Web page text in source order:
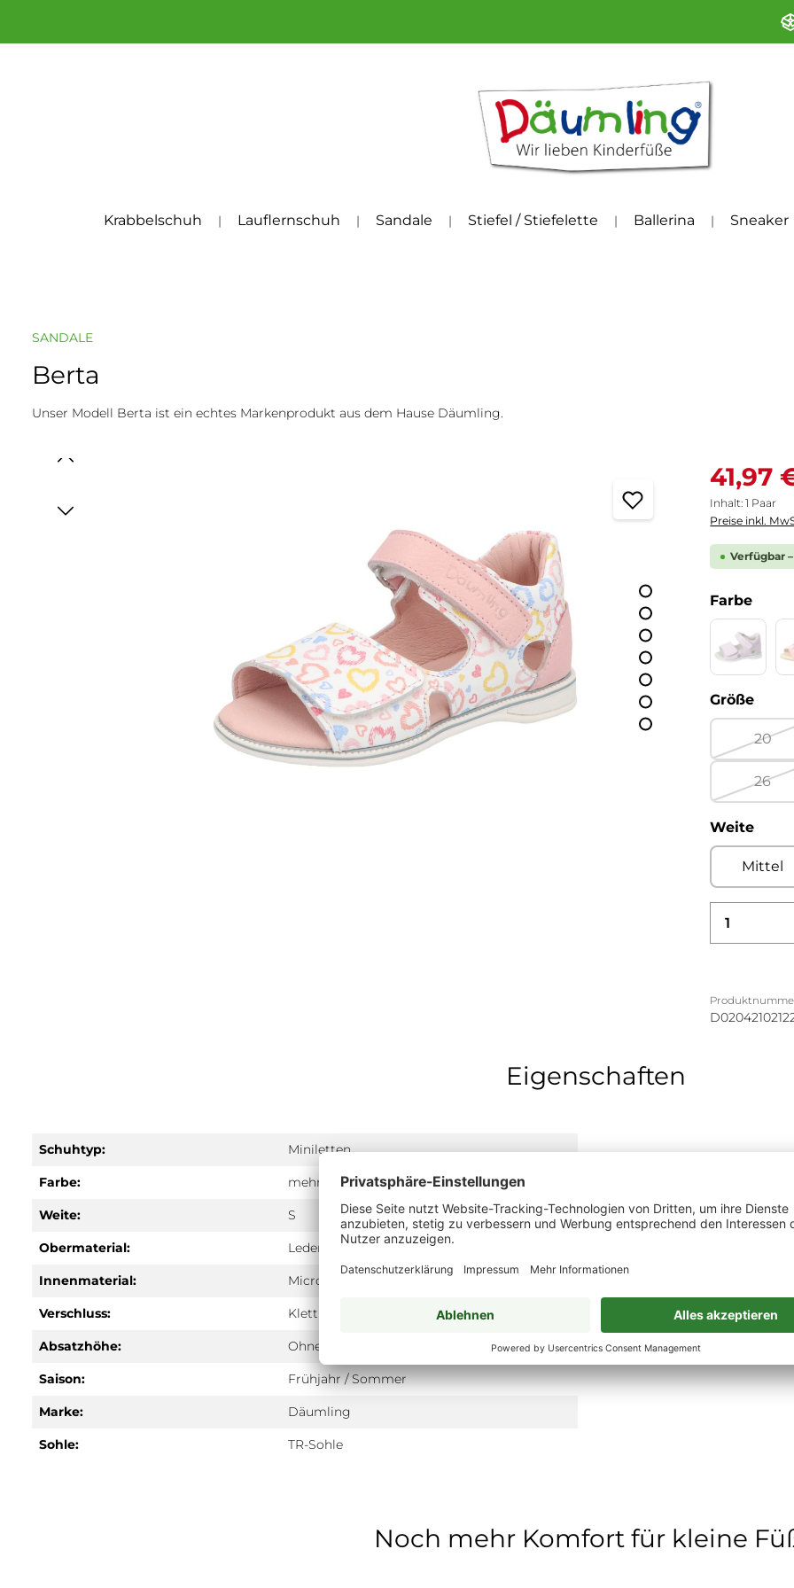
Krabbelschuh Lauflernschuh Sandale Stiefel / Stiefelette Ballerina Sneaker
SANDALE
Berta
Unser Modell Berta ist ein echtes Markenprodukt aus dem Hause Däumling.
Bildergalerie überspringen 41,97
Inhalt:1 Paar
Preise inkl.
Verfügbar
Farbe
Größe
20
26
Weite
Mittel
Eigenschaften
Schuhtyp: Miniletten
Farbe: mehrfarbig
Weite: S
Obermaterial: Leder/Print
Innenmaterial: Microfaser
Verschluss: Klett
Absatzhöhe: Ohne
Saison: Frühjahr / Sommer
Marke: Däumling
Sohle: TR-Sohle
Noch mehr Komfort für kleine